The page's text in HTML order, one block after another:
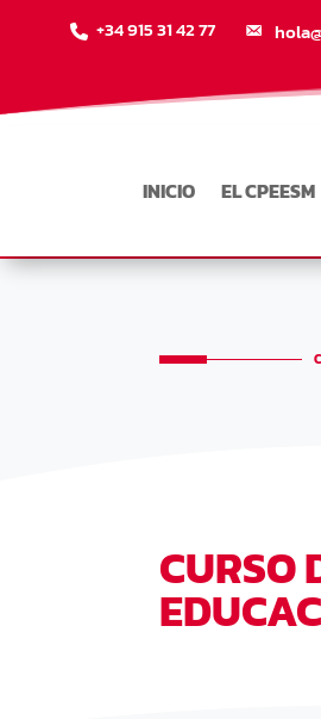
+34 915 31 42 77
INICIO EL CPEESM
CURSO